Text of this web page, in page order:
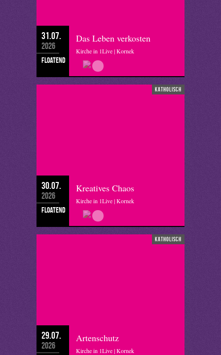
31.07.
2026
floatend
Das Leben verkosten
Kirche in 1Live | Kornek
katholisch
30.07.
2026
floatend
Kreatives Chaos
Kirche in 1Live | Kornek
katholisch
29.07.
2026
Artenschutz
Kirche in 1Live | Kornek